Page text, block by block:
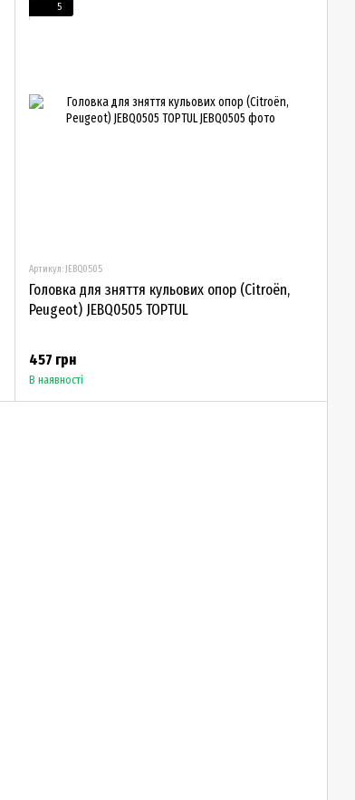
5
Артикул: JEBQ0505
Головка для зняття кульових опор (Citroën,
Peugeot) JEBQ0505 TOPTUL
457 грн
В наявності